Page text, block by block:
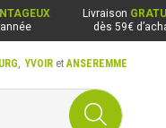
Livraison
dès 59€
,YVOIRetANSEREMME